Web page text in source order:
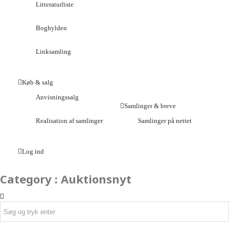
Litteraturliste
Boghylden
Linksamling
Køb & salg
Anvisningssalg
Realisation af samlinger
Samlinger & breve
Samlinger på nettet
Log ind
Category : Auktionsnyt